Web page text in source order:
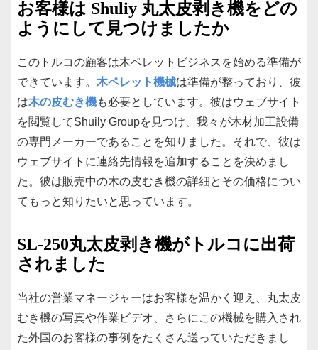
お客様は Shuliy 丸太皮剥き機をどの
ようにして見つけましたか
このトルコの顧客は木ペレットビジネスを始める準備が
できています。 木ペレット機械は準備が整っており、彼
は木の皮むき機も必要としています。彼はウェブサイト
を閲覧してShuily Groupを見つけ、我々が木材加工設備
の専門メーカーであることを知りました。それで、彼は
ウェブサイトに連絡先情報を追加することを決めまし
た。彼は販売中の木の皮むき機の詳細とその価格につい
てもっと知りたいと思っています。
SL-250丸太皮剥き機がトルコに出荷
されました
当社の営業マネージャーはお客様を温かく迎え、丸太皮
むき機の写真や作業ビデオ、さらにこの機械を購入され
た外国のお客様の事例をたくさん送っていただきまし